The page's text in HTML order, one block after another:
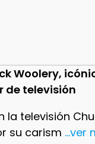
Woolery,
de televisión
la televisión
su carism ...ver